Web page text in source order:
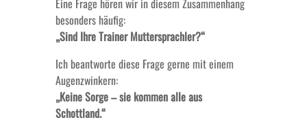
Eine Frage hören wir in diesem Zusammenhang
besonders häufig:
„Sind Ihre Trainer Muttersprachler?“
Ich beantworte diese Frage gerne mit einem
Augenzwinkern:
„Keine Sorge – sie kommen alle aus
Schottland.“